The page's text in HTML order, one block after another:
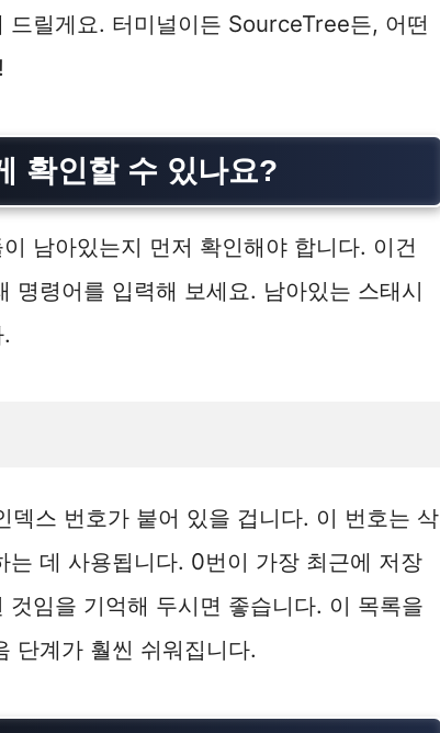
릴게요. 터미널이든 SourceTree든, 어떤
확인할 수 있나요?
남아있는지 먼저 확인해야 합니다. 이건
명령어를 입력해 보세요. 남아있는 스태시
덱스 번호가 붙어 있을 겁니다. 이 번호는 삭
데 사용됩니다. 0번이 가장 최근에 저장
임을 기억해 두시면 좋습니다. 이 목록을
단계가 훨씬 쉬워집니다.